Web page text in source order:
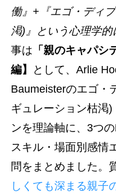
働』+『エゴ・ディ
渇)』という心理学
事は 「親のキャパシ
編】
として、Arlie
Baumeisterのエゴ・
ギュレーション枯渇
ンを理論軸に、3つ
スキル・場面別感情
問をまとめました。
しくても深まる親子